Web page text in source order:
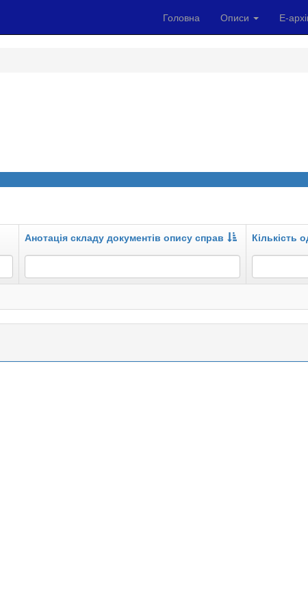
Головна Описи Е-
Анотація складу документів опису справ Кількість